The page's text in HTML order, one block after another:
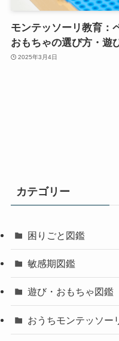
モンテッソーリ教育：
おもちゃの選び方・遊
2025年3月4日
カテゴリー
困りごと図鑑
敏感期図鑑
遊び・おもちゃ図鑑
おうちモンテッソー